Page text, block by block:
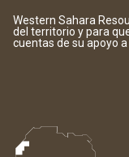
Western Sahara
del territorio y para
cuentas de su apoyo